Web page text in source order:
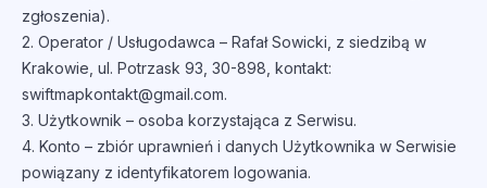
zgłoszenia).
2. Operator / Usługodawca – Rafał Sowicki, z siedzibą w
Krakowie, ul. Potrzask 93, 30-898, kontakt:
swiftmapkontakt@gmail.com.
3. Użytkownik – osoba korzystająca z Serwisu.
4. Konto – zbiór uprawnień i danych Użytkownika w Serwisie
powiązany z identyfikatorem logowania.